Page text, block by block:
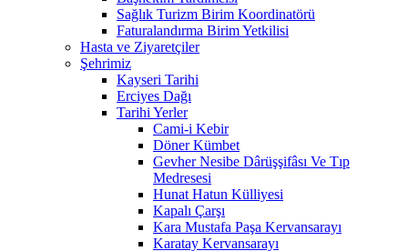
Sağlık Turizm Birim Koordinatörü
Faturalandırma Birim Yetkilisi
Hasta ve Ziyaretçiler
Şehrimiz
Kayseri Tarihi
Erciyes Dağı
Tarihi Yerler
Cami-i Kebir
Döner Kümbet
Gevher Nesibe Dârüşşifâsı Ve Tıp
Medresesi
Hunat Hatun Külliyesi
Kapalı Çarşı
Kara Mustafa Paşa Kervansarayı
Karatay Kervansarayı